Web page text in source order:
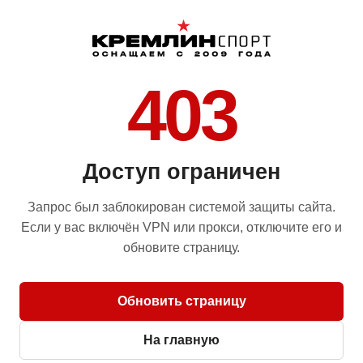
403
Доступ ограничен
Запрос был заблокирован системой защиты сайта.
Если у вас включён VPN или прокси, отключите его и
обновите страницу.
Обновить страницу
На главную